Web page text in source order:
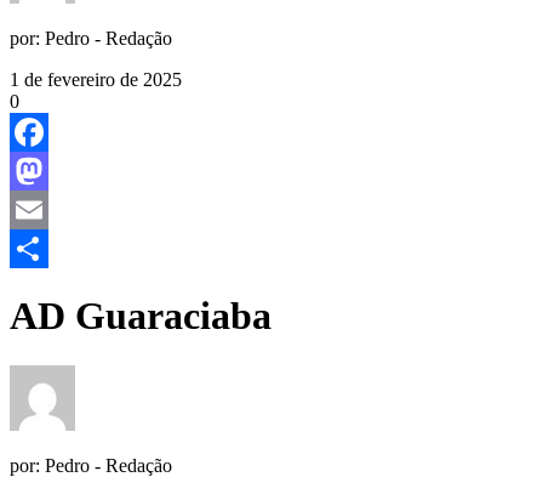
por: Pedro - Redação
1 de fevereiro de 2025
0
Facebook
Mastodon
Email
AD Guaraciaba
por: Pedro - Redação